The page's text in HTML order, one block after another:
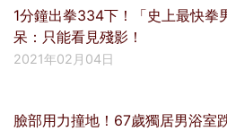
1分鐘出拳334下！「史上最快
呆：只能看見殘影！
2021年02月04日
臉部用力撞地！67歲獨居男浴